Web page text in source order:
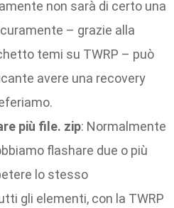
non sarà di certo una
– grazie alla
temi su TWRP – può
avere una recovery
più file. zip: Normalmente
flashare due o più
lo stesso
gli elementi, con la TWRP